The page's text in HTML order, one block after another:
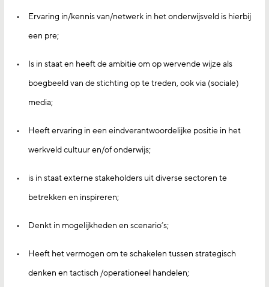
Ervaring in/kennis van/netwerk in het onderwijsveld is hierbij
een pre;
Is in staat en heeft de ambitie om op wervende wijze als
boegbeeld van de stichting op te treden, ook via (sociale)
media;
Heeft ervaring in een eindverantwoordelijke positie in het
werkveld cultuur en/of onderwijs;
is in staat externe stakeholders uit diverse sectoren te
betrekken en inspireren;
Denkt in mogelijkheden en scenario’s;
Heeft het vermogen om te schakelen tussen strategisch
denken en tactisch /operationeel handelen;